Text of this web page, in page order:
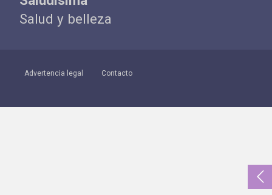
Salud y belleza
Advertencia legal Contacto